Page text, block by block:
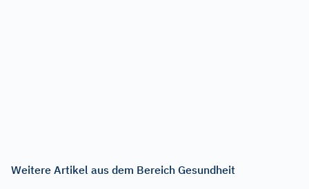
Weitere Artikel aus dem Bereich Gesundheit